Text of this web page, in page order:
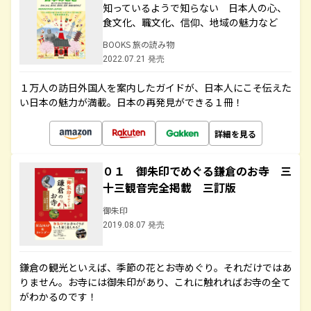
知っているようで知らない 日本人の心、
食文化、職文化、信仰、地域の魅力など
BOOKS 旅の読み物
2022.07.21 発売
１万人の訪日外国人を案内したガイドが、日本人にこそ伝えた
い日本の魅力が満載。日本の再発見ができる１冊！
詳細を見る
０１ 御朱印でめぐる鎌倉のお寺 三
十三観音完全掲載 三訂版
御朱印
2019.08.07 発売
鎌倉の観光といえば、季節の花とお寺めぐり。それだけではあ
りません。お寺には御朱印があり、これに触れればお寺の全て
がわかるのです！